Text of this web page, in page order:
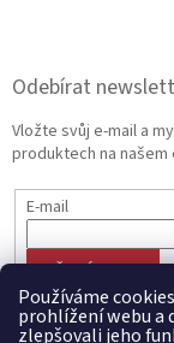
Používáme
prohlížení webu a
zlepšovali jeho
Odebírat
Vložte svůj e-mail a
produktech na našem
E-mail
PŘIHLÁSIT SE